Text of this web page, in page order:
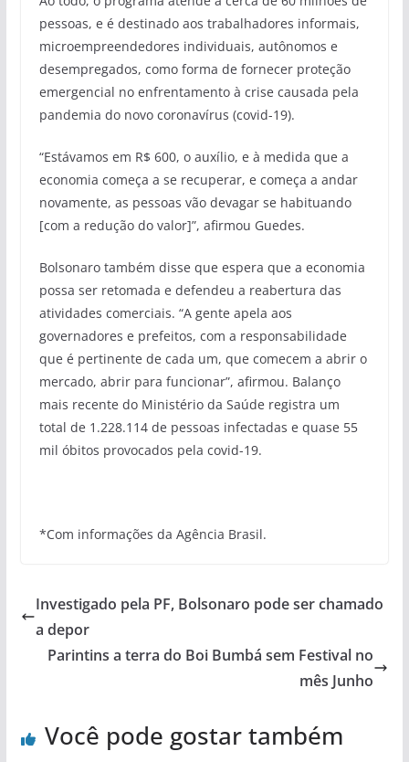
pessoas, e é destinado aos trabalhadores informais,
microempreendedores individuais, autônomos e
desempregados, como forma de fornecer proteção
emergencial no enfrentamento à crise causada pela
pandemia do novo coronavírus (covid-19).
“Estávamos em R$ 600, o auxílio, e à medida que a
economia começa a se recuperar, e começa a andar
novamente, as pessoas vão devagar se habituando
[com a redução do valor]”, afirmou Guedes.
Bolsonaro também disse que espera que a economia
possa ser retomada e defendeu a reabertura das
atividades comerciais. “A gente apela aos
governadores e prefeitos, com a responsabilidade
que é pertinente de cada um, que comecem a abrir o
mercado, abrir para funcionar”, afirmou. Balanço
mais recente do Ministério da Saúde registra um
total de 1.228.114 de pessoas infectadas e quase 55
mil óbitos provocados pela covid-19.
*Com informações da Agência Brasil.
Investigado pela PF, Bolsonaro pode ser chamado
a depor
Parintins a terra do Boi Bumbá sem Festival no
mês Junho
Você pode gostar também